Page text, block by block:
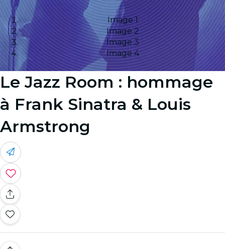
Image 1
Image 2
Image 3
Image 4
Le Jazz Room : hommage
à Frank Sinatra & Louis
Armstrong